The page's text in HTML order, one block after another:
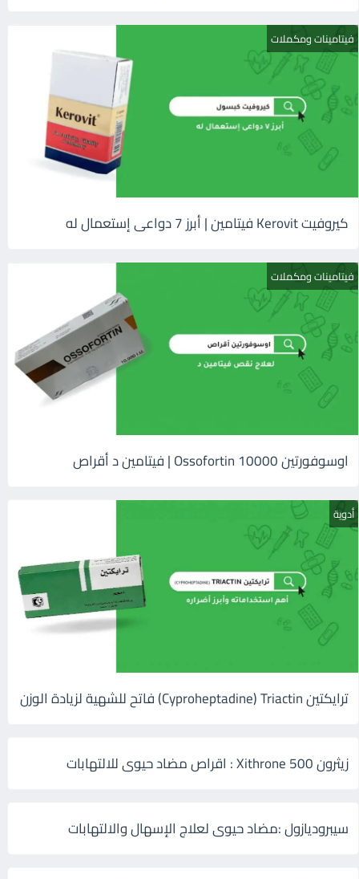
فيتامينات ومكملات
كيروفيت Kerovit فيتامين | أبرز 7 دواعى إستعمال له
فيتامينات ومكملات
اوسوفورتين 10000 Ossofortin | فيتامين د أقراص
أدوية
ترايكتين Cyproheptadine) Triactin) فاتح للشهية لزيادة الوزن
زيثرون 500 Xithrone : اقراص مضاد حيوى للالتهابات
سيبروديازول :مضاد حيوى لعلاج الإسهال والالتهابات